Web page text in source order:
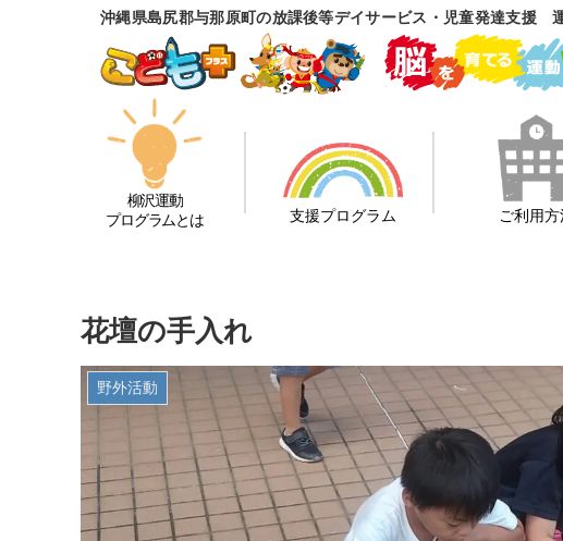
沖縄県島尻郡与那原町の放課後等デイサービス・児童発達支援
柳沢運動
プログラムとは
支援プログラム ご利用方
花壇の手入れ
野外活動